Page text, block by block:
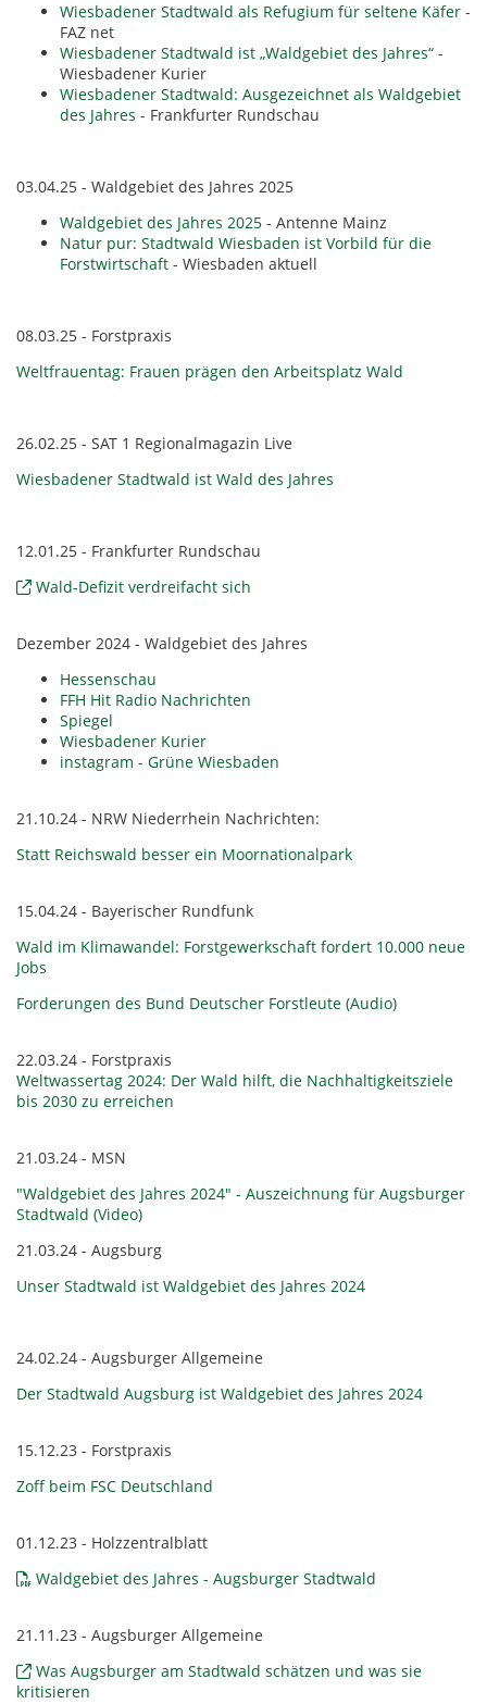
Wiesbadener Stadtwald als Refugium für seltene Käfer -
FAZ net
Wiesbadener Stadtwald ist „Waldgebiet des Jahres“ -
Wiesbadener Kurier
Wiesbadener Stadtwald: Ausgezeichnet als Waldgebiet
des Jahres - Frankfurter Rundschau
03.04.25 - Waldgebiet des Jahres 2025
Waldgebiet des Jahres 2025 - Antenne Mainz
Natur pur: Stadtwald Wiesbaden ist Vorbild für die
Forstwirtschaft - Wiesbaden aktuell
08.03.25 - Forstpraxis
Weltfrauentag: Frauen prägen den Arbeitsplatz Wald
26.02.25 - SAT 1 Regionalmagazin Live
Wiesbadener Stadtwald ist Wald des Jahres
12.01.25 - Frankfurter Rundschau
Wald-Defizit verdreifacht sich
Dezember 2024 - Waldgebiet des Jahres
Hessenschau
FFH Hit Radio Nachrichten
Spiegel
Wiesbadener Kurier
instagram - Grüne Wiesbaden
21.10.24 - NRW Niederrhein Nachrichten:
Statt Reichswald besser ein Moornationalpark
15.04.24 - Bayerischer Rundfunk
Wald im Klimawandel: Forstgewerkschaft fordert 10.000 neue
Jobs
Forderungen des Bund Deutscher Forstleute (Audio)
22.03.24 - Forstpraxis
Weltwassertag 2024: Der Wald hilft, die Nachhaltigkeitsziele
bis 2030 zu erreichen
21.03.24 - MSN
"Waldgebiet des Jahres 2024" - Auszeichnung für Augsburger
Stadtwald (Video)
21.03.24 - Augsburg
Unser Stadtwald ist Waldgebiet des Jahres 2024
24.02.24 - Augsburger Allgemeine
Der Stadtwald Augsburg ist Waldgebiet des Jahres 2024
15.12.23 - Forstpraxis
Zoff beim FSC Deutschland
01.12.23 - Holzzentralblatt
Waldgebiet des Jahres - Augsburger Stadtwald
21.11.23 - Augsburger Allgemeine
Was Augsburger am Stadtwald schätzen und was sie
kritisieren